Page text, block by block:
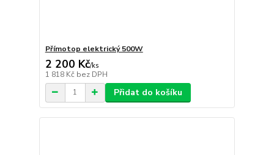
Přímotop elektrický 500W
2 200 Kč/ks
1 818 Kč bez DPH
Přidat do košíku